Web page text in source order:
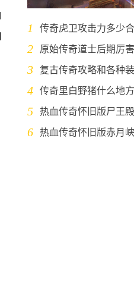
1 传奇虎卫攻击力多少
2 原始传奇道士后期厉
3 复古传奇攻略和各种
4 传奇里白野猪什么地
5 热血传奇怀旧版尸王
6 热血传奇怀旧版赤月